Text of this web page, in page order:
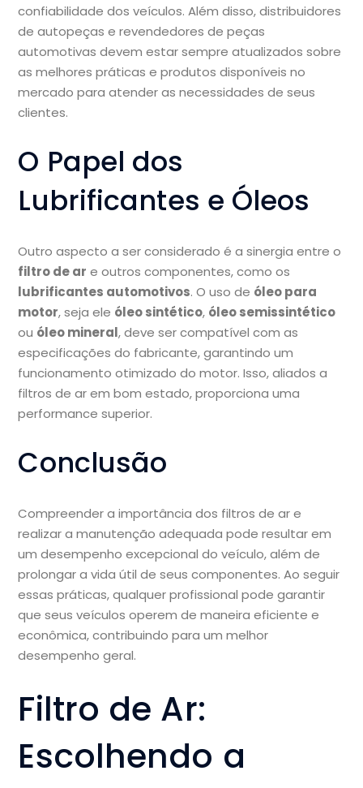
confiabilidade dos veículos. Além disso, distribuidores
de autopeças e revendedores de peças
automotivas devem estar sempre atualizados sobre
as melhores práticas e produtos disponíveis no
mercado para atender as necessidades de seus
clientes.
O Papel dos
Lubrificantes e Óleos
Outro aspecto a ser considerado é a sinergia entre o
filtro de ar e outros componentes, como os
lubrificantes automotivos. O uso de óleo para
motor, seja ele óleo sintético, óleo semissintético
ou óleo mineral, deve ser compatível com as
especificações do fabricante, garantindo um
funcionamento otimizado do motor. Isso, aliados a
filtros de ar em bom estado, proporciona uma
performance superior.
Conclusão
Compreender a importância dos filtros de ar e
realizar a manutenção adequada pode resultar em
um desempenho excepcional do veículo, além de
prolongar a vida útil de seus componentes. Ao seguir
essas práticas, qualquer profissional pode garantir
que seus veículos operem de maneira eficiente e
econômica, contribuindo para um melhor
desempenho geral.
Filtro de Ar:
Escolhendo a